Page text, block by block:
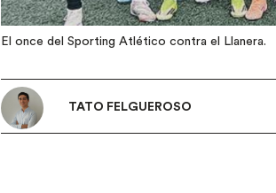
El once del Sporting Atlético contra el Llanera.
TATO FELGUEROSO